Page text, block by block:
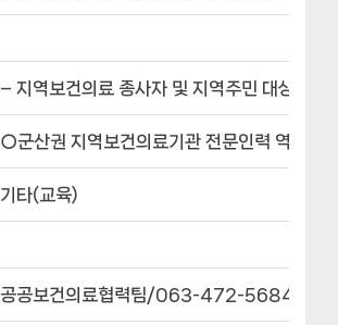
– 지역보건의료 종사자 및 지역주민 대상 교
○군산권 지역보건의료기관 전문인력 역량강
기타(교육)
공공보건의료협력팀/063-472-5684